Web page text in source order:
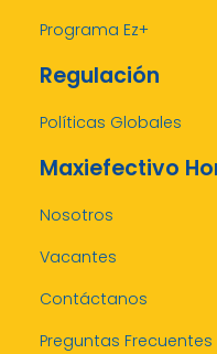
Programa Ez+
Regulación
Políticas Globales
Maxiefectivo
Nosotros
Vacantes
Contáctanos
Preguntas Frecuentes